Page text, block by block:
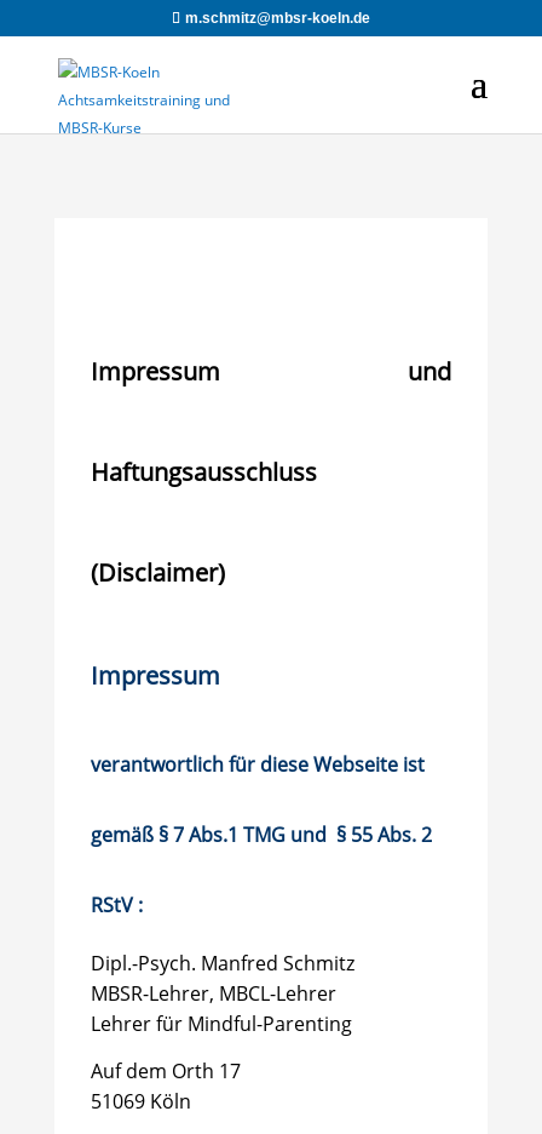
m.schmitz@mbsr-koeln.de
Impressum und
Haftungsausschluss
(Disclaimer)
Impressum
verantwortlich für diese Webseite ist
gemäß § 7 Abs.1 TMG und § 55 Abs. 2
RStV :
Dipl.-Psych. Manfred Schmitz
MBSR-Lehrer, MBCL-Lehrer
Lehrer für Mindful-Parenting
Auf dem Orth 17
51069 Köln